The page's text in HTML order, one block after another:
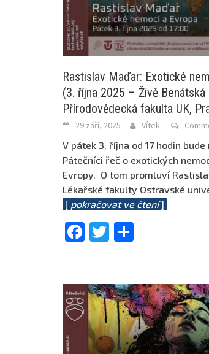
Rastislav Maďar: Exotické
(3. října 2025 – Živě Benátská
Přírodovědecká fakulta UK,
29 září, 2025 Vítek
V pátek 3. října od 17 hodin
Pátečníci řeč o exotických
Evropy. O tom promluví
Lékařské fakulty Ostravské
[ pokračovat ve čtení]
Facebook
Twitter